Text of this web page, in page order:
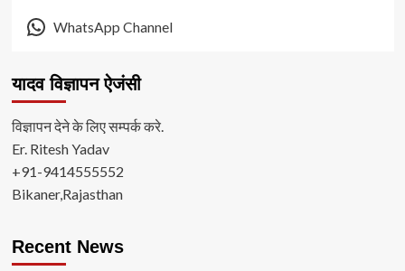
WhatsApp Channel
यादव विज्ञापन ऐजंसी
विज्ञापन देने के लिए सम्पर्क करे.
Er. Ritesh Yadav
+91-9414555552
Bikaner,Rajasthan
Recent News